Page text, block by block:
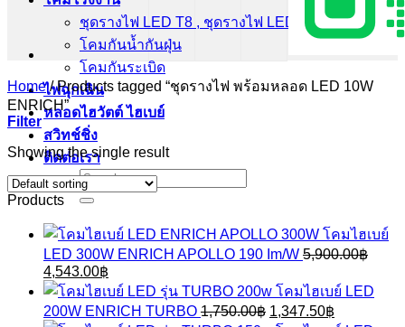
ชุดรางไฟ LED T8 , ชุดรางไฟ LED T5
โคมกันน้ำกันฝุ่น
โคมกันระเบิด
ไฟฉุกเฉิน
หลอดไฮวัตต์ ไฮเบย์
สวิทช์ชิ่ง
ติดต่อเรา
Search
for:
Home /Products tagged “ชุดรางไฟ พร้อมหลอด LED 10W
ENRICH”
Filter
Showing the single result
Products
โคมไฮเบย์
LED 300W ENRICH APOLLO 190 Im/W 5,900.00฿
Original
price
was:
5,900.00฿.
4,543.00฿
price
is:
4,543.00฿.
โคมไฮเบย์ LED
200W ENRICH TURBO 1,750.00฿ Original
1,347.50฿